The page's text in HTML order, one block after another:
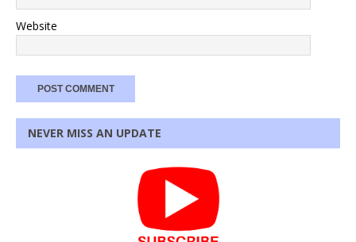
Website
NEVER MISS AN UPDATE